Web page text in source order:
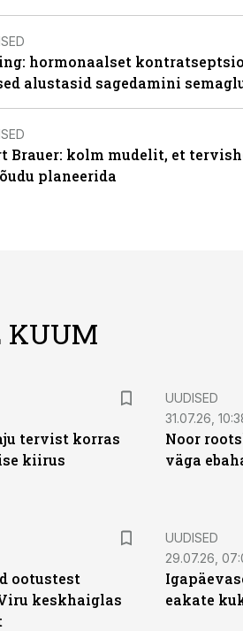
hormonaalset
alustasid sagedamini
Brauer: kolm mudelit, et
planeerida
KUUM
tervist korras
kiirus
UUDISED
31.07.26,
Noor
väga
ootustest
keskhaiglas
UUDISED
29.07.26,
eakate